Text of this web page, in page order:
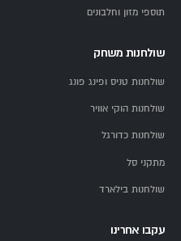
תוספי מזון וחלבונים
שולחנות משחק
שולחנות טניס ופינג פונג
שולחנות הוקי אוויר
שולחנות כדורגל
מתקני סל
שולחנות בילארד
עקבו אחרינו